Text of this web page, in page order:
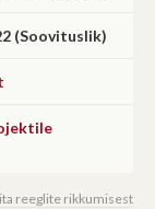
(Soovituslik)
reeglite rikkumisest